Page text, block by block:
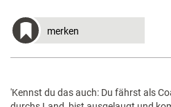
merken
'Kennst du das auch: Du fährst als